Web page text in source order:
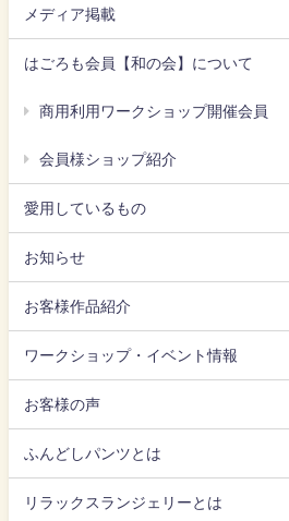
メディア掲載
はごろも会員【和の会】について
商用利用ワークショップ開催会員
会員様ショップ紹介
愛用しているもの
お知らせ
お客様作品紹介
ワークショップ・イベント情報
お客様の声
ふんどしパンツとは
リラックスランジェリーとは